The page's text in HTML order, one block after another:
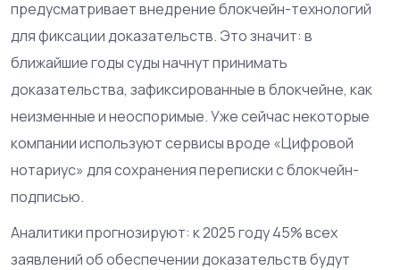
предусматривает внедрение блокчейн-технологий
для фиксации доказательств. Это значит: в
ближайшие годы суды начнут принимать
доказательства, зафиксированные в блокчейне, как
неизменные и неоспоримые. Уже сейчас некоторые
компании используют сервисы вроде «Цифровой
нотариус» для сохранения переписки с блокчейн-
подписью.
Аналитики прогнозируют: к 2025 году 45% всех
заявлений об обеспечении доказательств будут